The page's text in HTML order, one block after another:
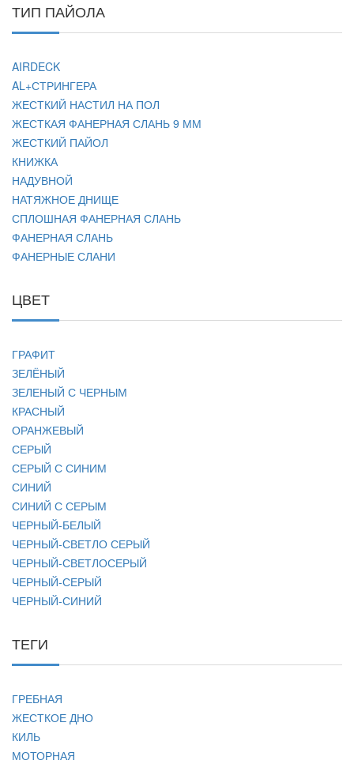
ТИП ПАЙОЛА
AIRDECK
AL+СТРИНГЕРА
ЖЕСТКИЙ НАСТИЛ НА ПОЛ
ЖЕСТКАЯ ФАНЕРНАЯ СЛАНЬ 9 ММ
ЖЕСТКИЙ ПАЙОЛ
КНИЖКА
НАДУВНОЙ
НАТЯЖНОЕ ДНИЩЕ
СПЛОШНАЯ ФАНЕРНАЯ СЛАНЬ
ФАНЕРНАЯ СЛАНЬ
ФАНЕРНЫЕ СЛАНИ
ЦВЕТ
ГРАФИТ
ЗЕЛЁНЫЙ
ЗЕЛЕНЫЙ С ЧЕРНЫМ
КРАСНЫЙ
ОРАНЖЕВЫЙ
СЕРЫЙ
СЕРЫЙ С СИНИМ
СИНИЙ
СИНИЙ С СЕРЫМ
ЧЕРНЫЙ-БЕЛЫЙ
ЧЕРНЫЙ-СВЕТЛО СЕРЫЙ
ЧЕРНЫЙ-СВЕТЛОСЕРЫЙ
ЧЕРНЫЙ-СЕРЫЙ
ЧЕРНЫЙ-СИНИЙ
ТЕГИ
ГРЕБНАЯ
ЖЕСТКОЕ ДНО
КИЛЬ
МОТОРНАЯ